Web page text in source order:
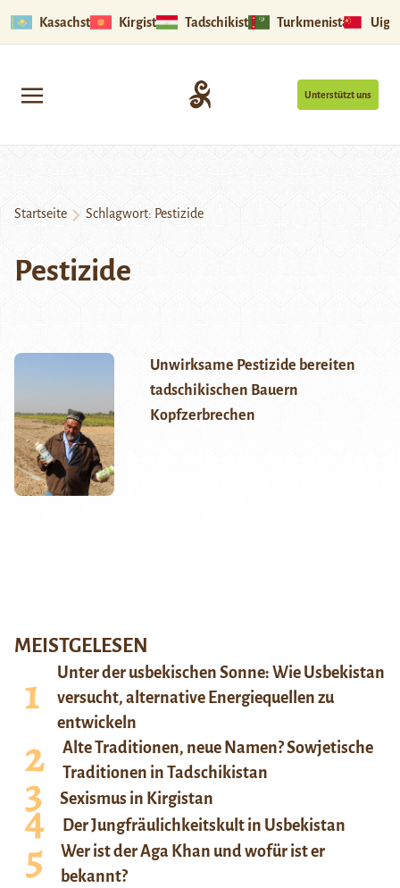
Kasachstan Kirgistan Tadschikistan Turkmenistan
Unterstützt uns
Startseite Schlagwort: Pestizide
Pestizide
Unwirksame Pestizide bereiten
tadschikischen Bauern
Kopfzerbrechen
MEISTGELESEN
Unter der usbekischen Sonne: Wie Usbekistan
versucht, alternative Energiequellen zu
entwickeln
Alte Traditionen, neue Namen? Sowjetische
Traditionen in Tadschikistan
Sexismus in Kirgistan
Der Jungfräulichkeitskult in Usbekistan
Wer ist der Aga Khan und wofür ist er
bekannt?